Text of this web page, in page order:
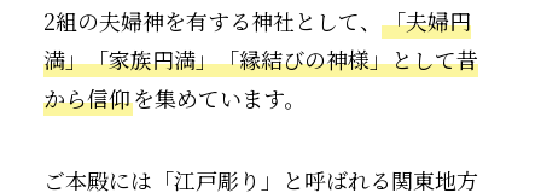
2組の夫婦神を有する神社として、 「夫婦円
満」「家族円満」「縁結びの神様」として昔
から信仰を集めています。
ご本殿には「江戸彫り」と呼ばれる関東地方